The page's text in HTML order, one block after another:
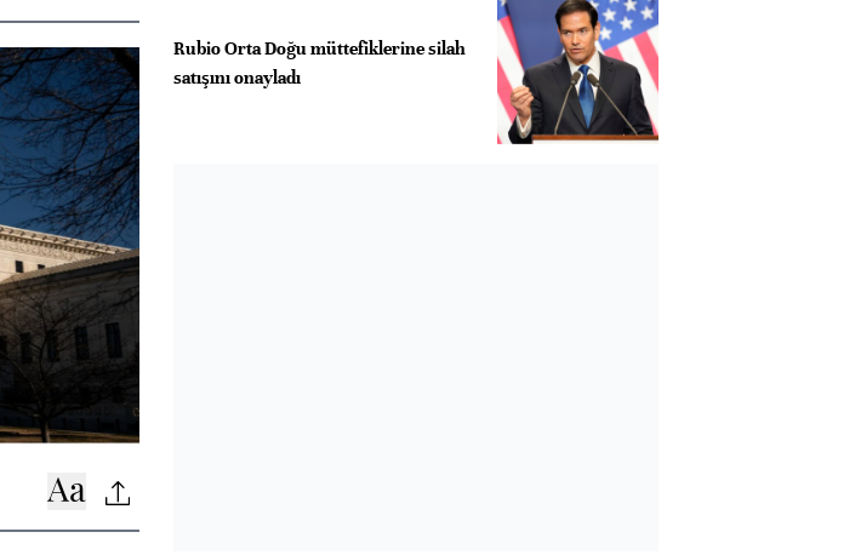
Rubio Orta Doğu müttefiklerine silah
satışını onayladı